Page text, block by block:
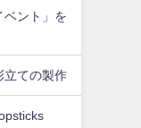
ベント」を
立ての製作